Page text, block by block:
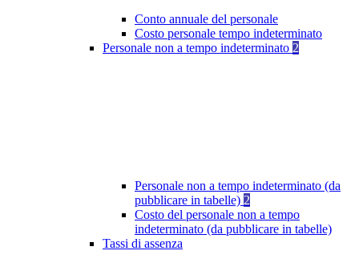
Conto annuale del personale
Costo personale tempo indeterminato
Personale non a tempo indeterminato 2
Personale non a tempo indeterminato (da
pubblicare in tabelle) 2
Costo del personale non a tempo
indeterminato (da pubblicare in tabelle)
Tassi di assenza